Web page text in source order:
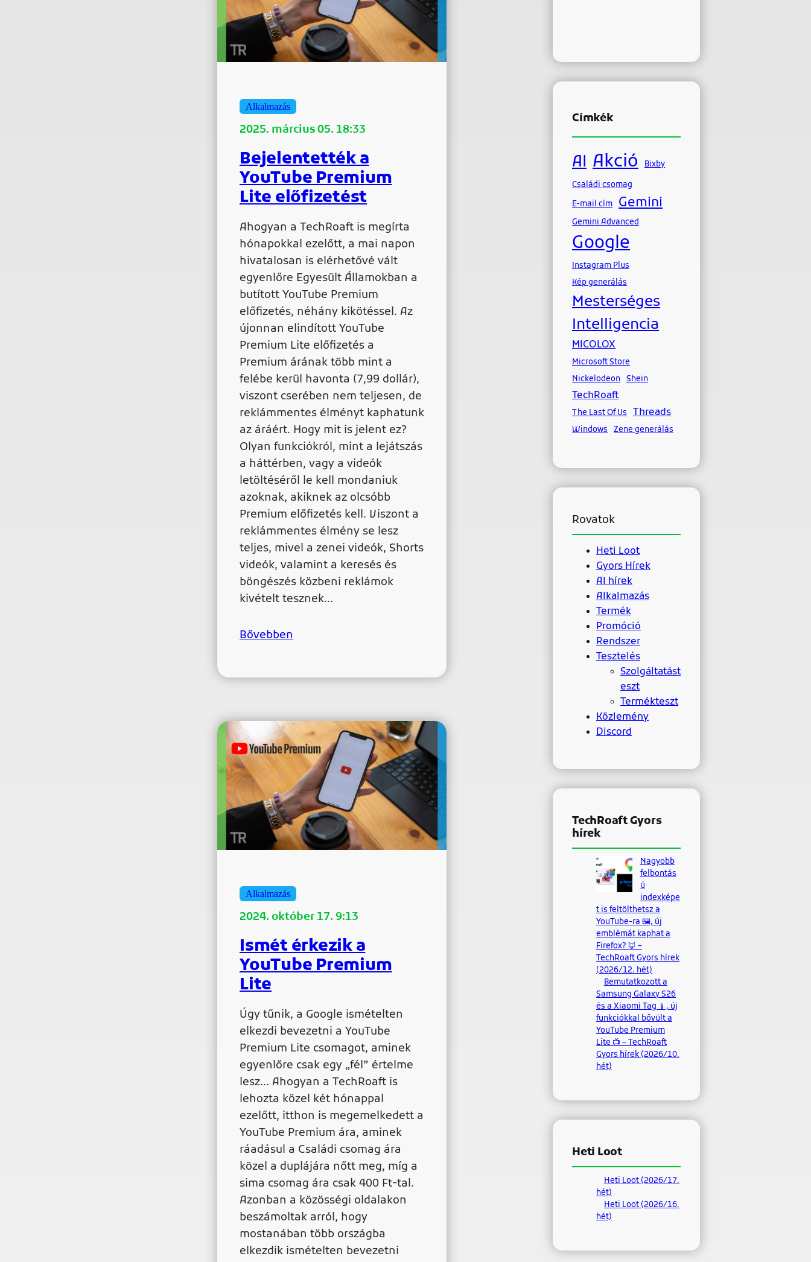
Alkalmazás
2025. március 05. 18:33
Bejelentették a
YouTube Premium
Lite előfizetést
Ahogyan a TechRoaft is megírta
hónapokkal ezelőtt, a mai napon
hivatalosan is elérhetővé vált
egyenlőre Egyesült Államokban a
butított YouTube Premium
előfizetés, néhány kikötéssel. Az
újonnan elindított YouTube
Premium Lite előfizetés a
Premium árának több mint a
felébe kerül havonta (7,99 dollár),
viszont cserében nem teljesen, de
reklámmentes élményt kaphatunk
az áráért. Hogy mit is jelent ez?
Olyan funkciókról, mint a lejátszás
a háttérben, vagy a videók
letöltéséről le kell mondaniuk
azoknak, akiknek az olcsóbb
Premium előfizetés kell. Viszont a
reklámmentes élmény se lesz
teljes, mivel a zenei videók, Shorts
videók, valamint a keresés és
böngészés közbeni reklámok
kivételt tesznek…
Bővebben
Alkalmazás
2024. október 17. 9:13
Ismét érkezik a
YouTube Premium
Lite
Úgy tűnik, a Google ismételten
elkezdi bevezetni a YouTube
Premium Lite csomagot, aminek
egyenlőre csak egy „fél” értelme
lesz… Ahogyan a TechRoaft is
lehozta közel két hónappal
ezelőtt, itthon is megemelkedett a
YouTube Premium ára, aminek
ráadásul a Családi csomag ára
közel a duplájára nőtt meg, míg a
sima csomag ára csak 400 Ft-tal.
Azonban a közösségi oldalakon
beszámoltak arról, hogy
mostanában több országba
elkezdik ismételten bevezetni
Címkék
AI Akció
Bixby
Családi csomag
E-mail cím Gemini
Gemini Advanced
Google
Instagram Plus
Kép generálás
Mesterséges
Intelligencia
MICOLOX
Microsoft Store
Nickelodeon Shein
TechRoaft
The Last Of Us Threads
Windows Zene generálás
Rovatok
Heti Loot
Gyors Hírek
AI hírek
Alkalmazás
Termék
Promóció
Rendszer
Tesztelés
Szolgáltatást
eszt
Termékteszt
Közlemény
Discord
TechRoaft Gyors
hírek
Nagyobb
felbontás
ú
indexképe
t is feltölthetsz a
YouTube-ra 🖼, új
emblémát kaphat a
Firefox? 🦊 –
TechRoaft Gyors hírek
(2026/12. hét)
Bemutatkozott a
Samsung Galaxy S26
és a Xiaomi Tag 📱, új
funkciókkal bővült a
YouTube Premium
Lite 📺 – TechRoaft
Gyors hírek (2026/10.
hét)
Heti Loot
Heti Loot (2026/17.
hét)
Heti Loot (2026/16.
hét)